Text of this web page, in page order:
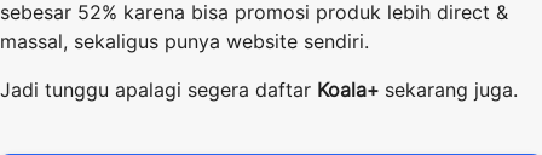
sebesar 52% karena bisa promosi produk lebih direct &
massal, sekaligus punya website sendiri.
Jadi tunggu apalagi segera daftar Koala+ sekarang juga.